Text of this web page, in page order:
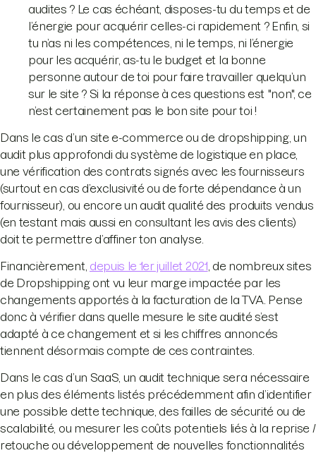
audites ? Le cas échéant, disposes-tu du temps et de
l’énergie pour acquérir celles-ci rapidement ? Enfin, si
tu n’as ni les compétences, ni le temps, ni l’énergie
pour les acquérir, as-tu le budget et la bonne
personne autour de toi pour faire travailler quelqu’un
sur le site ? Si la réponse à ces questions est "non", ce
n’est certainement pas le bon site pour toi !
Dans le cas d’un site e-commerce ou de dropshipping, un
audit plus approfondi du système de logistique en place,
une vérification des contrats signés avec les fournisseurs
(surtout en cas d’exclusivité ou de forte dépendance à un
fournisseur), ou encore un audit qualité des produits vendus
(en testant mais aussi en consultant les avis des clients)
doit te permettre d’affiner ton analyse.
Financièrement, depuis le 1er juillet 2021 , de nombreux sites
de Dropshipping ont vu leur marge impactée par les
changements apportés à la facturation de la TVA. Pense
donc à vérifier dans quelle mesure le site audité s’est
adapté à ce changement et si les chiffres annoncés
tiennent désormais compte de ces contraintes.
Dans le cas d’un SaaS, un audit technique sera nécessaire
en plus des éléments listés précédemment afin d’identifier
une possible dette technique, des failles de sécurité ou de
scalabilité, ou mesurer les coûts potentiels liés à la reprise /
retouche ou développement de nouvelles fonctionnalités